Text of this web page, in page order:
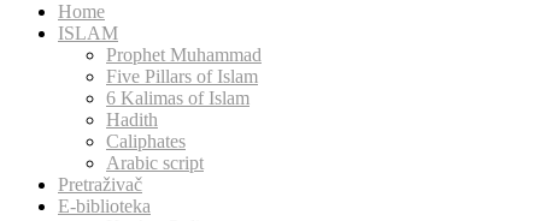
Home
ISLAM
Prophet Muhammad
Five Pillars of Islam
6 Kalimas of Islam
Hadith
Caliphates
Arabic script
Pretraživač
E-biblioteka